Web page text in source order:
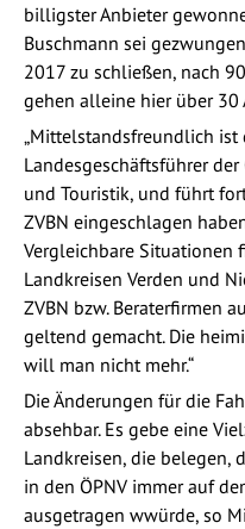
billigster Anbieter
Buschmann sei
2017 zu schließen, nach
gehen alleine hier über 30
„Mittelstandsfreundlich ist
Landesgeschäftsführer
und Touristik, und führt
ZVBN eingeschlagen
Vergleichbare
Landkreisen Verden und
ZVBN bzw. Beraterfirmen
geltend gemacht. Die
will man nicht mehr.“
Die Änderungen für die
absehbar. Es gebe eine
Landkreisen, die belegen,
in den ÖPNV immer auf
ausgetragen wwürde, so